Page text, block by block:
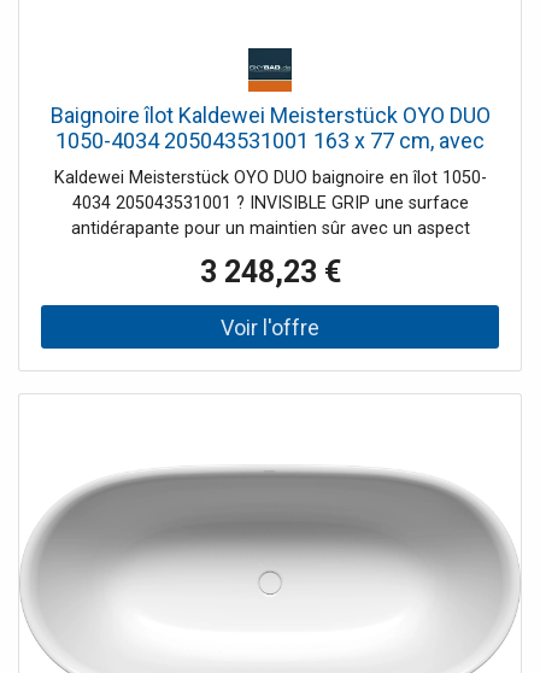
Baignoire îlot Kaldewei Meisterstück OYO DUO
1050-4034 205043531001 163 x 77 cm, avec
trop-plein, finition brillante, blanc alpin
Kaldewei Meisterstück OYO DUO baignoire en îlot 1050-
4034 205043531001 ? INVISIBLE GRIP une surface
antidérapante pour un maintien sûr avec un aspect
humide, la micro-structuration presque invisible offre une
meilleure adhérence. Une fois sèche, la surface apparaît
aussi brillante que d'habitude et est facile à nettoyer. La
LGA Bautechnik confirme qu'Invisible Grip possède une
également tenir compte de la garniture de vidange
correspondante dans la version KALDEWEI INVISIBLE
en acier émaillé durable Sculpture au design gracieux -
semble presque flotter dans la pièce Deux pentes arrière
conception Avec revêtement antidérapant INVISIBLE GRIP
3 248,23 €